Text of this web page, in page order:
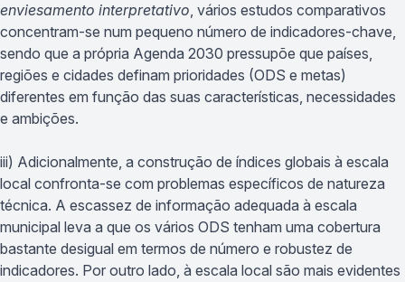
enviesamento interpretativo, vários estudos comparativos
concentram-se num pequeno número de indicadores-chave,
sendo que a própria Agenda 2030 pressupõe que países,
regiões e cidades definam prioridades (ODS e metas)
diferentes em função das suas características, necessidades
e ambições.
iii) Adicionalmente, a construção de índices globais à escala
local confronta-se com problemas específicos de natureza
técnica. A escassez de informação adequada à escala
municipal leva a que os vários ODS tenham uma cobertura
bastante desigual em termos de número e robustez de
indicadores. Por outro lado, à escala local são mais evidentes